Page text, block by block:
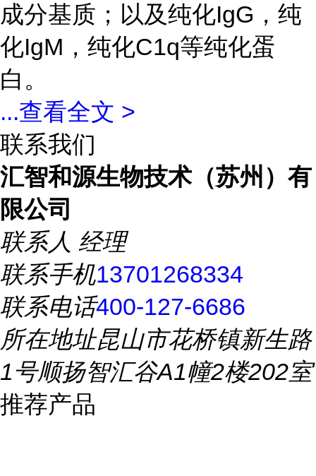
成分基质；以及纯化IgG，纯
化IgM，纯化C1q等纯化蛋
白。
...查看全文 >
联系我们
汇智和源生物技术（苏州）有
限公司
联系人 经理
联系手机13701268334
联系电话400-127-6686
所在地址昆山市花桥镇新生路
1号顺扬智汇谷A1幢2楼202室
推荐产品